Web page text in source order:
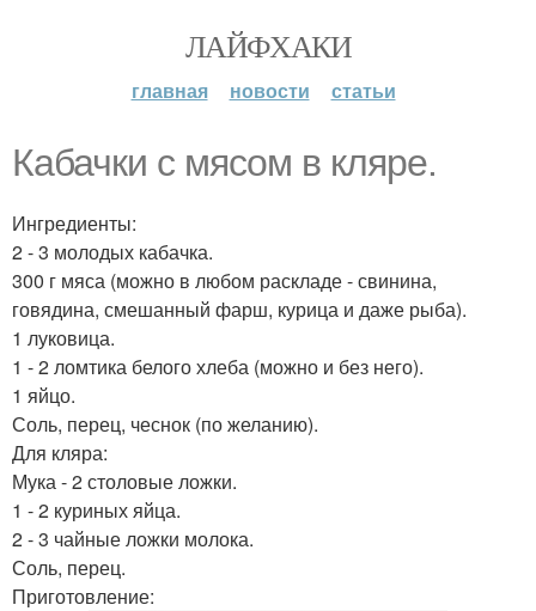
ЛАЙФХАКИ
главная новости статьи
Кабачки с мясом в кляре.
Ингредиенты:
2 - 3 молодых кабачка.
300 г мяса (можно в любом раскладе - свинина,
говядина, смешанный фарш, курица и даже рыба).
1 луковица.
1 - 2 ломтика белого хлеба (можно и без него).
1 яйцо.
Соль, перец, чеснок (по желанию).
Для кляра:
Мука - 2 столовые ложки.
1 - 2 куриных яйца.
2 - 3 чайные ложки молока.
Соль, перец.
Приготовление: